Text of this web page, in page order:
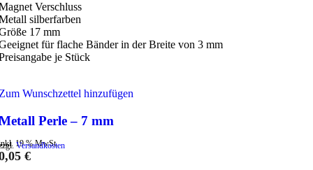
Verschluss
silberfarben
17 mm
für flache Bänder in der Breite von 3 mm
je Stück
Wunschzettel hinzufügen
Perle – 7 mm
19 % MwSt.
Versandkosten
€